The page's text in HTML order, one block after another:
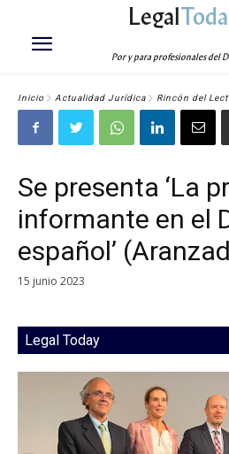
Legal
Por y para profesionales del
Inicio Actualidad Jurídica Rincón del
Se presenta ‘La
informante en el
español’
15 junio 2023
Legal Today